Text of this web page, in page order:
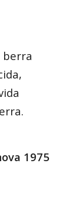
berra
1975